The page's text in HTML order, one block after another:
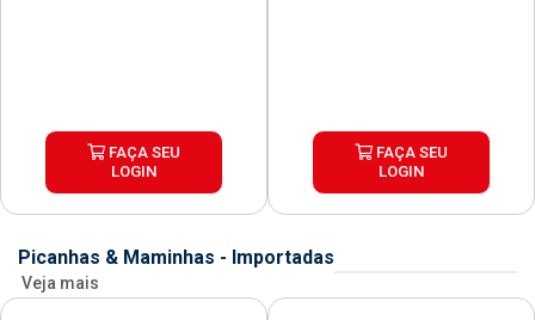
FAÇA SEU
LOGIN
FAÇA SEU
LOGIN
Picanhas & Maminhas - Importadas
Veja mais